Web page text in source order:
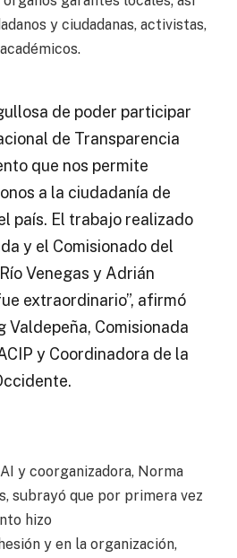
y ciudadanas, activistas,
de poder participar
de Transparencia
que nos permite
a la ciudadanía de
país. El trabajo realizado
y el Comisionado del
Venegas y Adrián
extraordinario”, afirmó
Valdepeña, Comisionada
y Coordinadora de la
y coorganizadora, Norma
subrayó que por primera vez
hizo
y en la organización,